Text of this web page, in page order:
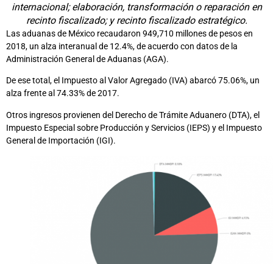
internacional; elaboración, transformación o reparación en
recinto fiscalizado; y recinto fiscalizado estratégico.
Las aduanas de México recaudaron 949,710 millones de pesos en
2018, un alza interanual de 12.4%, de acuerdo con datos de la
Administración General de Aduanas (AGA).
De ese total, el Impuesto al Valor Agregado (IVA) abarcó 75.06%, un
alza frente al 74.33% de 2017.
Otros ingresos provienen del Derecho de Trámite Aduanero (DTA), el
Impuesto Especial sobre Producción y Servicios (IEPS) y el Impuesto
General de Importación (IGI).